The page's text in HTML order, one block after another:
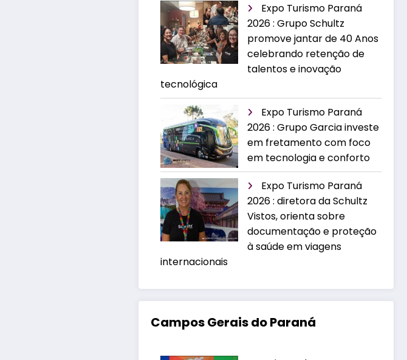
Expo Turismo Paraná
2026 : Grupo Schultz
promove jantar de 40 Anos
celebrando retenção de
talentos e inovação
tecnológica
Expo Turismo Paraná
2026 : Grupo Garcia investe
em fretamento com foco
em tecnologia e conforto
Expo Turismo Paraná
2026 : diretora da Schultz
Vistos, orienta sobre
documentação e proteção
à saúde em viagens
internacionais
Campos Gerais do Paraná